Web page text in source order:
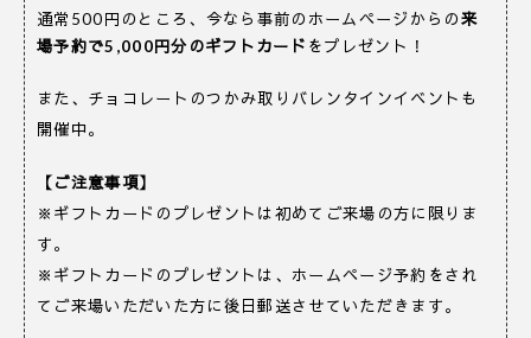
通常500円のところ、今なら事前のホームページからの来
場予約で5,000円分のギフトカード をプレゼント！
また、チョコレートのつかみ取りバレンタインイベントも
開催中。
【ご注意事項】
※ギフトカードのプレゼントは初めてご来場の方に限りま
す。
※ギフトカードのプレゼントは、ホームページ予約をされ
てご来場いただいた方に後日郵送させていただきます。